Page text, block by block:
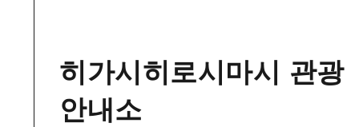
히가시히로시마시 관광
안내소